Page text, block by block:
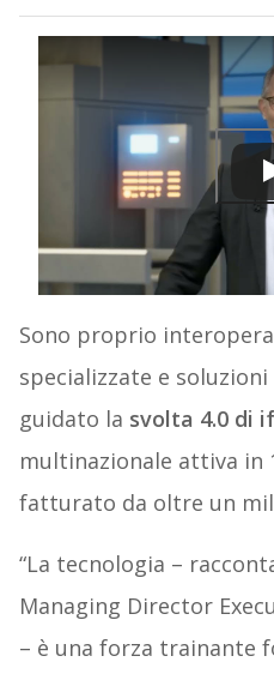
Sono proprio
specializzate e
guidato la svolta 4.0 di
multinazionale attiva in
fatturato da oltre un
“La tecnologia –
Managing Director
– è una forza trainante